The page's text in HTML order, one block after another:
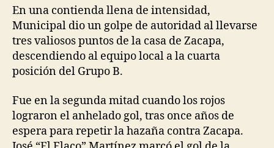
En una contienda llena de intensidad,
Municipal dio un golpe de autoridad al llevarse
tres valiosos puntos de la casa de Zacapa,
descendiendo al equipo local a la cuarta
posición del Grupo B.
Fue en la segunda mitad cuando los rojos
lograron el anhelado gol, tras once años de
espera para repetir la hazaña contra Zacapa.